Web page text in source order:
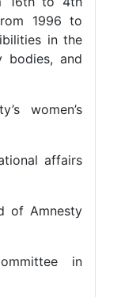
From 1996 to
in the
bodies, and
women’s
affairs
of Amnesty
Committee in